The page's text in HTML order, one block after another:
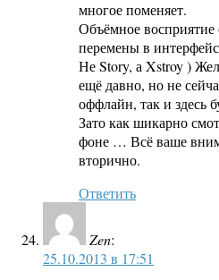
многое поменяет.
Объёмное восприятие
перемены в
Не Story, а Xstroy )
ещё давно, но не
оффлайн, так и здесь
Зато как шикарно
фоне … Всё ваше
вторично.
Ответить
Zen:
25.10.2013 в 17:51